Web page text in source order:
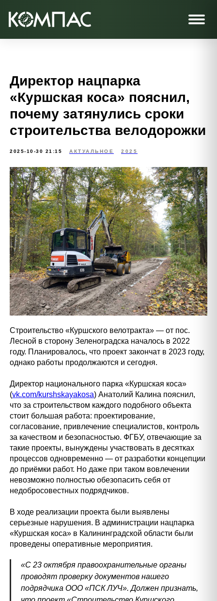
Директор нацпарка
«Куршская коса» пояснил,
почему затянулись сроки
строительства велодорожки
2025-10-30 21:15 АКТУАЛЬНОЕ 2025
Строительство «Куршского велотракта» — от пос.
Лесной в сторону Зеленоградска началось в 2022
году. Планировалось, что проект закончат в 2023 году,
однако работы продолжаются и сегодня.
Директор национального парка «Куршская коса»
(vk.com/kurshskayakosa) Анатолий Калина пояснил,
что за строительством каждого подобного объекта
стоит большая работа: проектирование,
согласование, привлечение специалистов, контроль
за качеством и безопасностью. ФГБУ, отвечающие за
такие проекты, вынуждены участвовать в десятках
процессов одновременно — от разработки концепции
до приёмки работ. Но даже при таком вовлечении
невозможно полностью обезопасить себя от
недобросовестных подрядчиков.
В ходе реализации проекта были выявлены
серьезные нарушения. В администрации нацпарка
«Куршская коса» в Калининградской области были
проведены оперативные мероприятия.
«С 23 октября правоохранительные органы
проводят проверку документов нашего
подрядчика ООО «ПСК ЛУЧ». Должен признать,